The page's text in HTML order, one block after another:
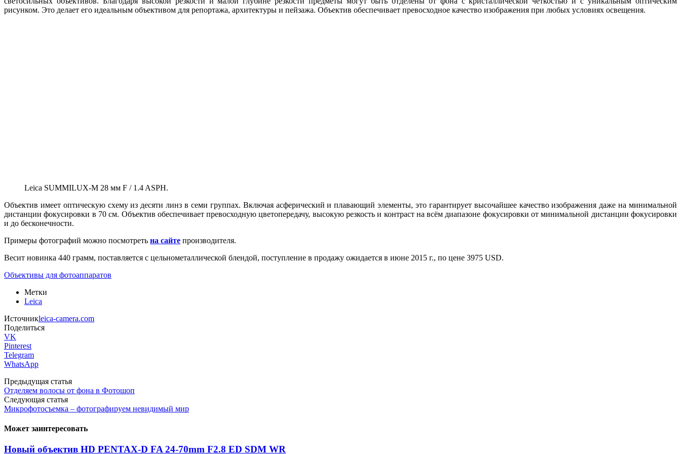
рисунком. Это делает его идеальным объективом для репортажа, архитектуры и пейзажа. Объектив обеспечивает превосходное качество изображения при любых условиях освещения.
Leica SUMMILUX-М 28 мм F / 1.4 ASPH.
Объектив имеет оптическую схему из десяти линз в семи группах. Включая асферический и плавающий элементы, это гарантирует высочайшее качество изображения даже на минимальной
дистанции фокусировки в 70 см. Объектив обеспечивает превосходную цветопередачу, высокую резкость и контраст на всём диапазоне фокусировки от минимальной дистанции фокусировки
и до бесконечности.
Примеры фотографий можно посмотреть на сайте производителя.
Весит новинка 440 грамм, поставляется с цельнометаллической блендой, поступление в продажу ожидается в июне 2015 г., по цене 3975 USD.
Объективы для фотоаппаратов
Метки
Leica
Источникleica-camera.com
Поделиться
VK
Pinterest
Telegram
WhatsApp
Предыдущая статья
Отделяем волосы от фона в Фотошоп
Следующая статья
Микрофотосъемка – фотографируем невидимый мир
Может заинтересовать
Новый объектив HD PENTAX-D FA 24-70mm F2.8 ED SDM WR